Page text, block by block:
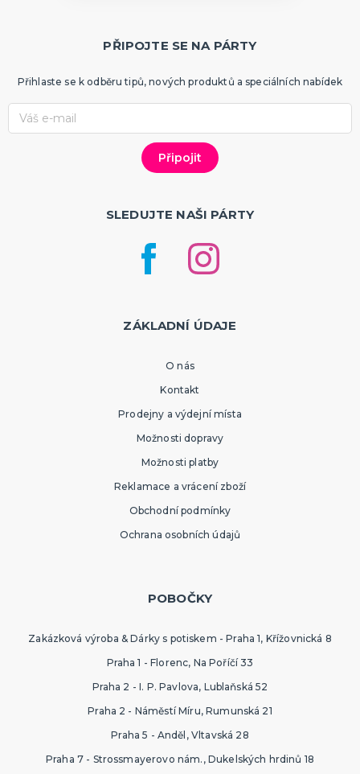
PŘIPOJTE SE NA PÁRTY
Přihlaste se k odběru tipů, nových produktů a speciálních nabídek
SLEDUJTE NAŠI PÁRTY
ZÁKLADNÍ ÚDAJE
O nás
Kontakt
Prodejny a výdejní místa
Možnosti dopravy
Možnosti platby
Reklamace a vrácení zboží
Obchodní podmínky
Ochrana osobních údajů
POBOČKY
Zakázková výroba & Dárky s potiskem - Praha 1, Křížovnická 8
Praha 1 - Florenc, Na Poříčí 33
Praha 2 - I. P. Pavlova, Lublaňská 52
Praha 2 - Náměstí Míru, Rumunská 21
Praha 5 - Anděl, Vltavská 28
Praha 7 - Strossmayerovo nám., Dukelských hrdinů 18